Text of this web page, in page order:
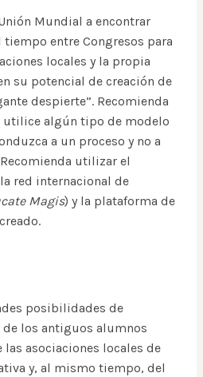
Mundial a encontrar
entre Congresos para
locales y la propia
su potencial de creación de
despierte”. Recomienda
utilice algún tipo de modelo
a un proceso y no a
utilizar el
red internacional de
Magis) y la plataforma de
posibilidades de
los antiguos alumnos
las asociaciones locales de
y, al mismo tiempo, del